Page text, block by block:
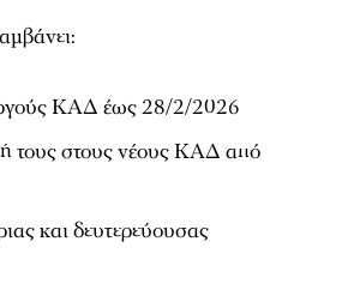
ΚΑΔ έως 28/2/2026
τους στους νέους ΚΑΔ από
και δευτερεύουσας